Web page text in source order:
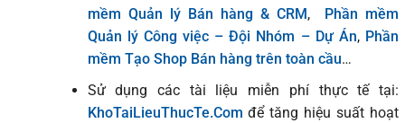
mềm Quản lý Bán hàng & CRM ,
Phần mềm
Quản lý Công việc – Đội Nhóm – Dự Án, Phần
mềm Tạo Shop Bán hàng trên toàn cầu…
Sử dụng các tài liệu miễn phí thực tế tại:
KhoTaiLieuThucTe.Com để tăng hiệu suất hoạt